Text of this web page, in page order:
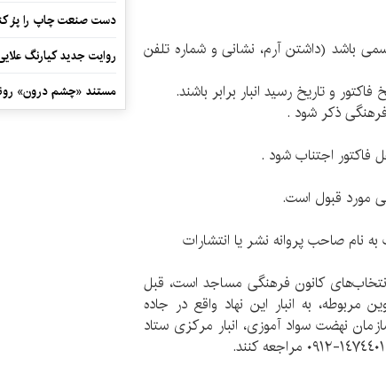
باشد (داشتن آرم، نشانی و شماره تلفن
و تاریخ رسید انبار برابر باشند.
ذکر شود .
فاکتور اجتناب شود .
مورد قبول است.
کانون فرهنگی مساجد است، قبل
مربوطه، به انبار این نهاد واقع در جاده
نهضت سواد آموزی، انبار مرکزی ستاد
دست صنعت چاپ را پرُ
روایت جدید کیارنگ
مستند «چشم درون»